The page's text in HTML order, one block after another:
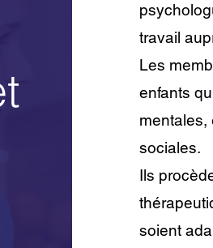
travail
Les
enfants
mentales,
sociales.
Ils
soient